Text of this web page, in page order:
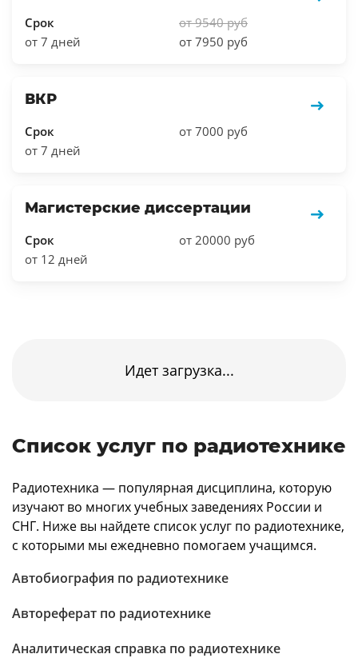
Срок
от 7 дней
от 9540 руб
от 7950 руб
ВКР
Срок
от 7 дней
от 7000 руб
Магистерские диссертации
Срок
от 12 дней
от 20000 руб
Идет загрузка...
Список услуг по радиотехнике
Радиотехника — популярная дисциплина, которую
изучают во многих учебных заведениях России и
СНГ. Ниже вы найдете список услуг по радиотехнике,
с которыми мы ежедневно помогаем учащимся.
Автобиография по радиотехнике
Автореферат по радиотехнике
Аналитическая справка по радиотехнике